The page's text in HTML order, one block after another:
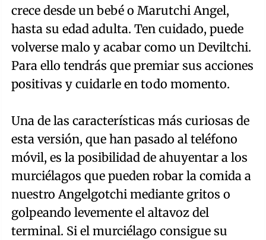
crece desde un bebé o Marutchi Angel,
hasta su edad adulta. Ten cuidado, puede
volverse malo y acabar como un Deviltchi.
Para ello tendrás que premiar sus acciones
positivas y cuidarle en todo momento.
Una de las características más curiosas de
esta versión, que han pasado al teléfono
móvil, es la posibilidad de ahuyentar a los
murciélagos que pueden robar la comida a
nuestro Angelgotchi mediante gritos o
golpeando levemente el altavoz del
terminal. Si el murciélago consigue su